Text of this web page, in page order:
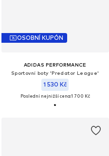
OSOBNÍ KUPÓN
ADIDAS PERFORMANCE
Sportovní boty 'Predator League'
1 530 Kč
Poslední nejnižší cena:1 700 Kč